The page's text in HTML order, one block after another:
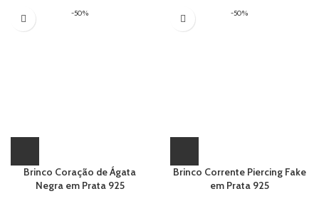
-50%
Brinco Coração de Ágata
Negra em Prata 925
-50%
Brinco Corrente Piercing Fake
em Prata 925